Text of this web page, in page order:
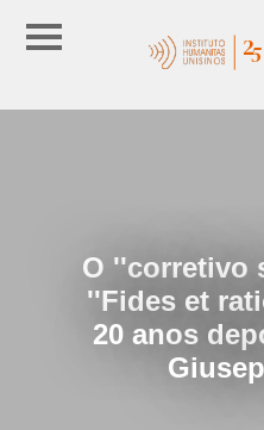
O ''corretivo
''Fides et
20 anos